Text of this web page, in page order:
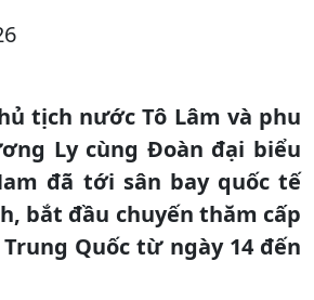
tịch nước Tô Lâm và phu
Ly cùng Đoàn đại biểu
đã tới sân bay quốc tế
bắt đầu chuyến thăm cấp
Quốc từ ngày 14 đến